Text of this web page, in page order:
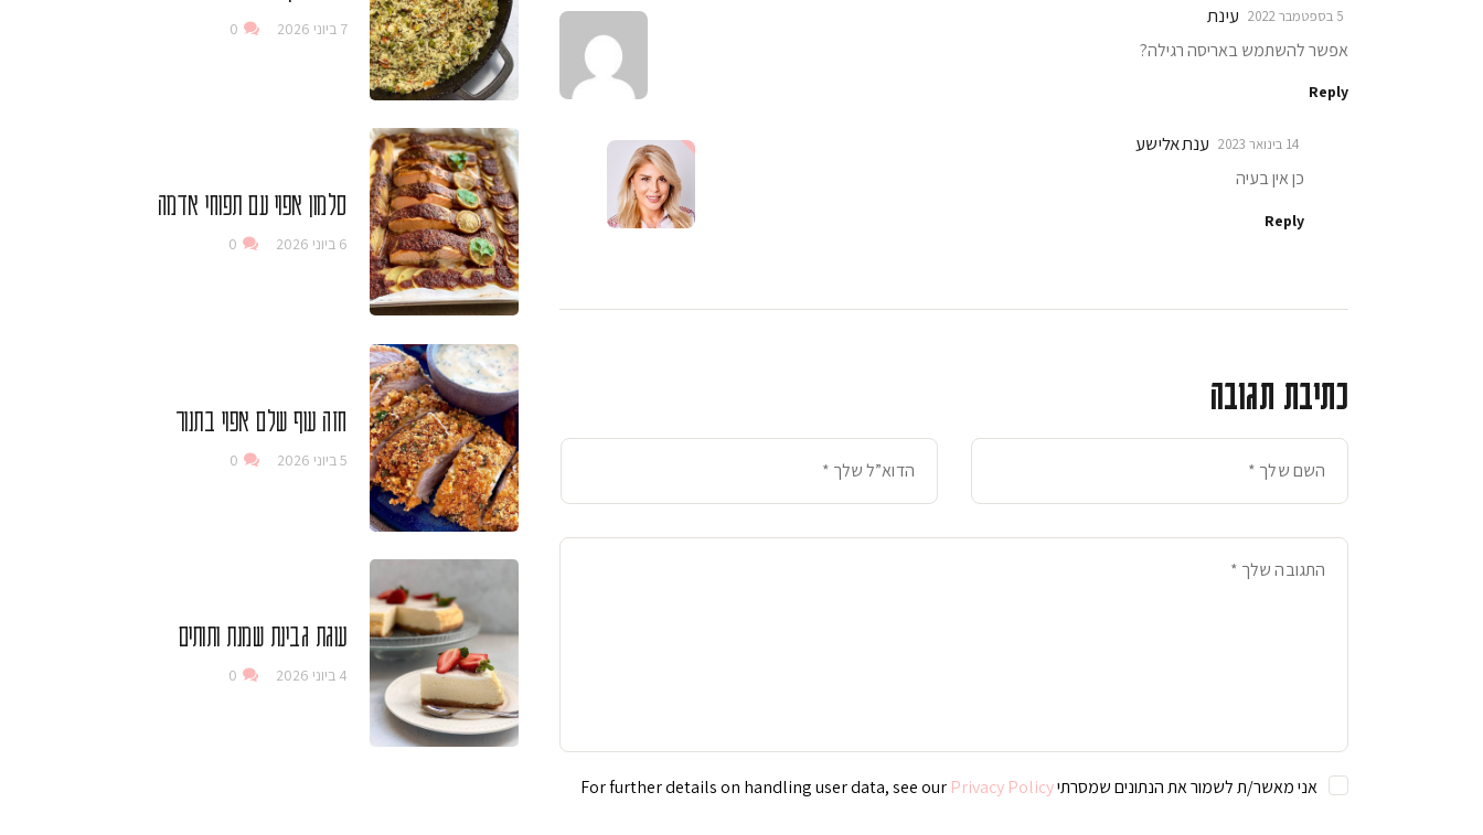
עינת 5 בספטמבר 2022
אפשר להשתמש באריסה רגילה?
Reply
ענת אלישע 14 בינואר 2023
כן אין בעיה
Reply
כתיבת תגובה
אני מאשר/ת לשמור את הנתונים שמסרתי For further details on handling user data, see ourPrivacy Policy
7 ביוני 2026 0
סלמון אפוי עם תפוחי אדמה
6 ביוני 2026 0
חזה עוף שלם אפוי בתנור
5 ביוני 2026 0
עוגת גבינת שמנת ותותים
4 ביוני 2026 0